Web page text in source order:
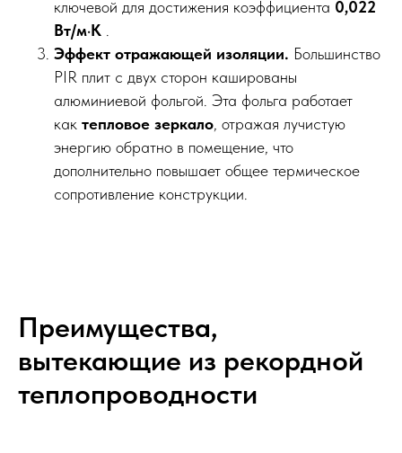
ключевой для достижения коэффициента 0,022
Вт/м·К
Эффект отражающей изоляции. Большинство
PIR плит с двух сторон кашированы
алюминиевой фольгой. Эта фольга работает
как тепловое зеркало, отражая лучистую
энергию обратно в помещение, что
дополнительно повышает общее термическое
сопротивление конструкции.
Преимущества,
вытекающие из рекордной
теплопроводности